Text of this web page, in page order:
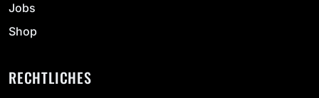
Jobs
Shop
RECHTLICHES